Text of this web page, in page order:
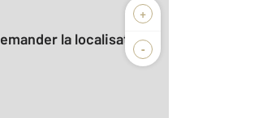
+
-
Demander la localisation